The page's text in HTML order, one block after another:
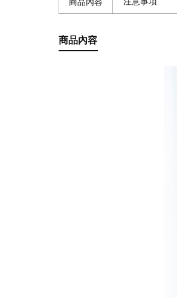
商品內容